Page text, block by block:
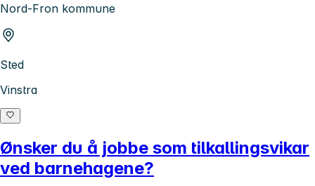
Nord-Fron kommune
Sted
Vinstra
Ønsker du å jobbe som tilkallingsvikar
ved barnehagene?